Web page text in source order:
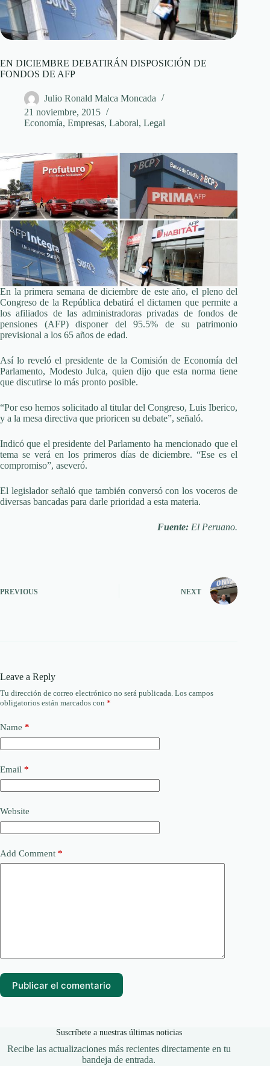
EN DICIEMBRE DEBATIRÁN DISPOSICIÓN DE
FONDOS DE AFP
Julio Ronald Malca Moncada
21 noviembre, 2015
Economía, Empresas, Laboral, Legal
En la primera semana de diciembre de este año, el pleno del
Congreso de la República debatirá el dictamen que permite a
los afiliados de las administradoras privadas de fondos de
pensiones (AFP) disponer del 95.5% de su patrimonio
previsional a los 65 años de edad.
Así lo reveló el presidente de la Comisión de Economía del
Parlamento, Modesto Julca, quien dijo que esta norma tiene
que discutirse lo más pronto posible.
“Por eso hemos solicitado al titular del Congreso, Luis Iberico,
y a la mesa directiva que prioricen su debate”, señaló.
Indicó que el presidente del Parlamento ha mencionado que el
tema se verá en los primeros días de diciembre. “Ese es el
compromiso”, aseveró.
El legislador señaló que también conversó con los voceros de
diversas bancadas para darle prioridad a esta materia.
Fuente: El Peruano.
PREVIOUS NEXT
Leave a Reply
Tu dirección de correo electrónico no será publicada. Los campos
obligatorios están marcados con *
Name *
Email *
Website
Add Comment *
Publicar el comentario
Suscríbete a nuestras últimas noticias
Recibe las actualizaciones más recientes directamente en tu
bandeja de entrada.